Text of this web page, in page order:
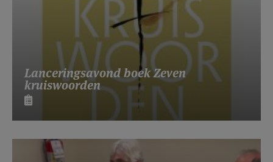
Lanceringsavond boek Zeven
kruiswoorden